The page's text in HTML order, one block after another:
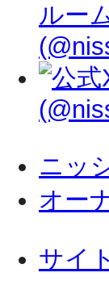
ルー
ニッ
オー
サイ